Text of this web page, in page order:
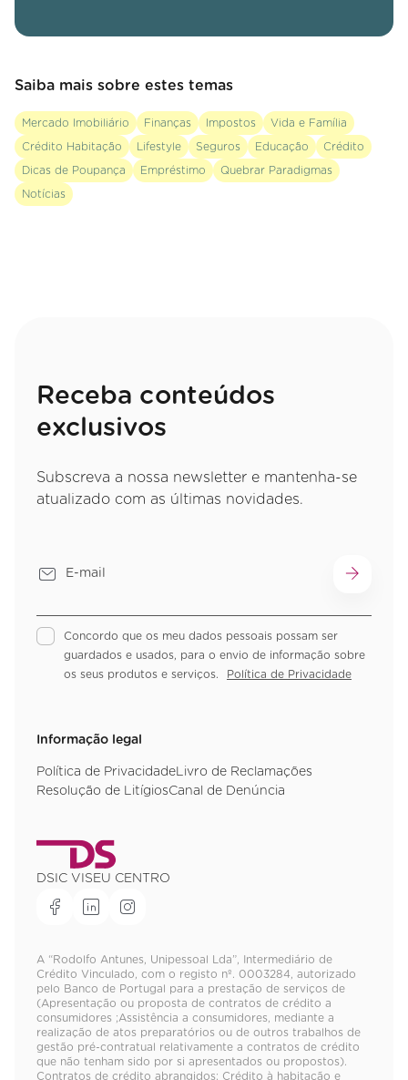
Saiba mais sobre estes temas
Mercado Imobiliário Finanças Impostos Vida e Família
Crédito Habitação Lifestyle Seguros Educação Crédito
Dicas de Poupança Empréstimo Quebrar Paradigmas
Notícias
Receba conteúdos
exclusivos
Subscreva a nossa newsletter e mantenha-se
atualizado com as últimas novidades.
Concordo que os meu dados pessoais possam ser
guardados e usados, para o envio de informação sobre
os seus produtos e serviços.
Política de Privacidade
Informação legal
Política de Privacidade Livro de Reclamações
Resolução de LitígiosCanal de Denúncia
DSIC VISEU CENTRO
A “Rodolfo Antunes, Unipessoal Lda”, Intermediário de
Crédito Vinculado, com o registo nº. 0003284, autorizado
pelo Banco de Portugal para a prestação de serviços de
(Apresentação ou proposta de contratos de crédito a
consumidores ;Assistência a consumidores, mediante a
realização de atos preparatórios ou de outros trabalhos de
gestão pré-contratual relativamente a contratos de crédito
que não tenham sido por si apresentados ou propostos).
Contratos de crédito abrangidos: Crédito à habitação e